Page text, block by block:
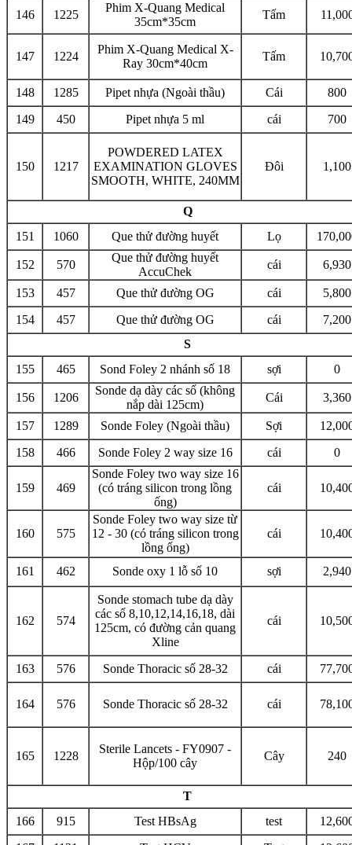
146 1225
Phim X-Quang Medical
35cm*35cm
Tấm
147 1224
Phim X-Quang Medical X-
Ray 30cm*40cm
Tấm
148 1285 Pipet nhựa (Ngoài thầu) Cái
800
149
450 Pipet nhựa 5 ml cái 700
150 1217
POWDERED LATEX
EXAMINATION GLOVES
SMOOTH, WHITE, 240MM
Đôi 1,100
Q
151
1060 Que thử đường huyết Lọ
152 570
Que thử đường huyết
AccuChek
cái 6,930
153 457 Que thử đường OG cái
5,800
154
457 Que thử đường OG cái
7,200
S
155
465 Sond Foley 2 nhánh số 18 sợi 0
156 1206
Sonde dạ dày các số (không
nắp dài 125cm)
Cái 3,360
157 1289 Sonde Foley (Ngoài thầu) Sợi
158
466 Sonde Foley 2 way size 16 cái 0
159 469
Sonde Foley two way size 16
(có tráng silicon trong lồng
ống)
cái
160 575
Sonde Foley two way size từ
12 - 30 (có tráng silicon trong
lồng ống)
cái
161 462 Sonde oxy 1 lỗ số 10 sợi 2,940
162 574
Sonde stomach tube dạ dày
các số 8,10,12,14,16,18, dài
125cm, có đường cản quang
Xline
cái
163 576 Sonde Thoracic số 28-32 cái
164 576 Sonde Thoracic số 28-32 cái
165 1228
Sterile Lancets - FY0907 -
Hộp/100 cây
Cây 240
T
166
915 Test HBsAg test